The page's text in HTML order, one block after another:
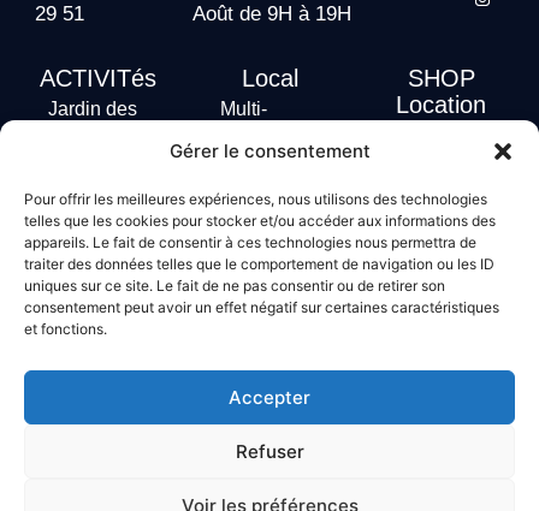
Gérer le consentement
Pour offrir les meilleures expériences, nous utilisons des technologies
telles que les cookies pour stocker et/ou accéder aux informations des
appareils. Le fait de consentir à ces technologies nous permettra de
traiter des données telles que le comportement de navigation ou les ID
uniques sur ce site. Le fait de ne pas consentir ou de retirer son
consentement peut avoir un effet négatif sur certaines caractéristiques
et fonctions.
Accepter
Refuser
Voir les préférences
29 51
Août de 9H à 19H
ACTIVITés
Jardin des
Stand Up
Paddle
Bodyboard
Local
Multi-
Hébergement
SHOP
Location
Politique de confidentialité